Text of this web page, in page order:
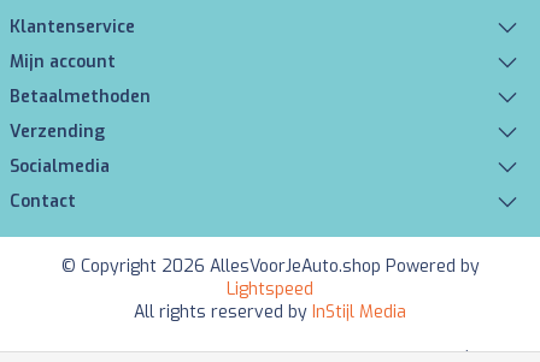
Klantenservice
Mijn account
Betaalmethoden
Verzending
Socialmedia
Contact
© Copyright 2026 AllesVoorJeAuto.shop Powered by
Lightspeed
All rights reserved by InStijl Media
Beoordeling opKiyOhvoor AllesVoorJeAuto.shop: 9.5/10 (6085